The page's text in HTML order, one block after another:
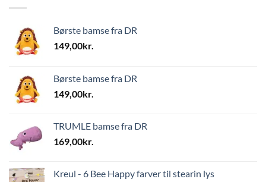
Børste bamse fra DR
149,00kr.
Børste bamse fra DR
149,00kr.
TRUMLE bamse fra DR
169,00kr.
Kreul - 6 Bee Happy farver til stearin lys